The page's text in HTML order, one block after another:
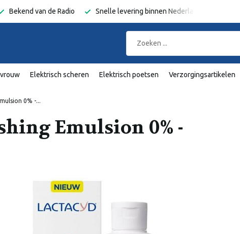
Bekend van de Radio Snelle levering binnen Nederland en België
Elektrisch scheren Elektrisch poetsen Verzorgingsartikelen
0% -...
Emulsion 0% -